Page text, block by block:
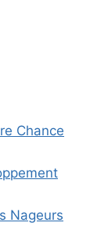
Chance
Nageurs